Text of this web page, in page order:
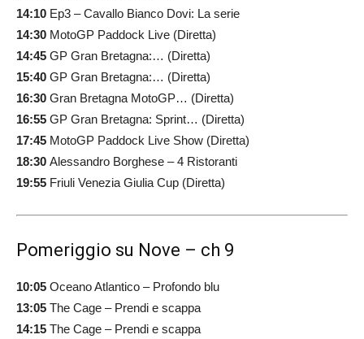
14:10 Ep3 – Cavallo Bianco Dovi: La serie
14:30 MotoGP Paddock Live (Diretta)
14:45 GP Gran Bretagna:… (Diretta)
15:40 GP Gran Bretagna:… (Diretta)
16:30 Gran Bretagna MotoGP… (Diretta)
16:55 GP Gran Bretagna: Sprint… (Diretta)
17:45 MotoGP Paddock Live Show (Diretta)
18:30 Alessandro Borghese – 4 Ristoranti
19:55 Friuli Venezia Giulia Cup (Diretta)
Pomeriggio su Nove – ch 9
10:05 Oceano Atlantico – Profondo blu
13:05 The Cage – Prendi e scappa
14:15 The Cage – Prendi e scappa